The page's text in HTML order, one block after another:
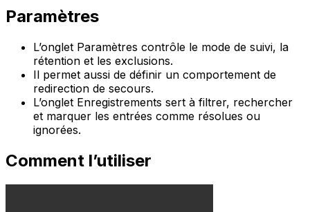
Paramètres
L’onglet Paramètres contrôle le mode de suivi, la
rétention et les exclusions.
Il permet aussi de définir un comportement de
redirection de secours.
L’onglet Enregistrements sert à filtrer, rechercher
et marquer les entrées comme résolues ou
ignorées.
Comment l’utiliser